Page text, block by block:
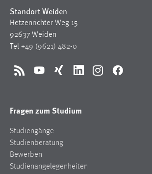
Standort Weiden
Hetzenrichter Weg 15
92637 Weiden
Tel +49 (9621) 482-0
RSS YouTubeXing LinkedInInstagramFacebook
Fragen zum Studium
Studiengänge
Studienberatung
Bewerben
Studienangelegenheiten